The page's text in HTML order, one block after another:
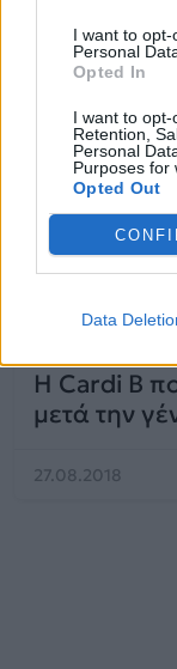
I want to
Personal
Opted In
I want to opt-
Retention,
Personal
Purposes for
Opted Out
Data
News
Η Cardi B
μετά την
27.08.2018